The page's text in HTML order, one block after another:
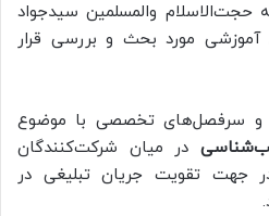
حجت‌الاسلام والمسلمین سیدجواد
آموزشی مورد بحث و بررسی قرار
و سرفصل‌های تخصصی با موضوع
در میان شرکت‌کنندگان
جهت تقویت جریان تبلیغی در